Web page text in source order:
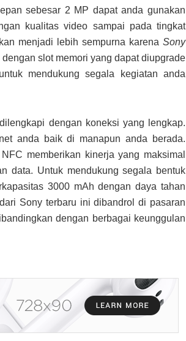
sebesar 2 MP dapat anda gunakan
kualitas video sampai pada tingkat
menjadi lebih sempurna karena Sony
slot memori yang dapat diupgrade
mendukung segala kegiatan anda
dengan koneksi yang lengkap.
anda baik di manapun anda berada.
memberikan kinerja yang maksimal
data. Untuk mendukung segala bentuk
3000 mAh dengan daya tahan
Sony terbaru ini dibandrol di pasaran
dengan berbagai keunggulan